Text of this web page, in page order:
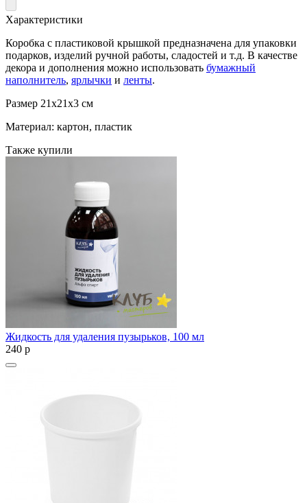
Характеристики
Коробка с пластиковой крышкой предназначена для упаковки
подарков, изделий ручной работы, сладостей и т.д. В качестве
декора и дополнения можно использовать бумажный
наполнитель, ярлычки и ленты.
Размер 21х21х3 см
Материал: картон, пластик
Также купили
Жидкость для удаления пузырьков, 100 мл
240 p